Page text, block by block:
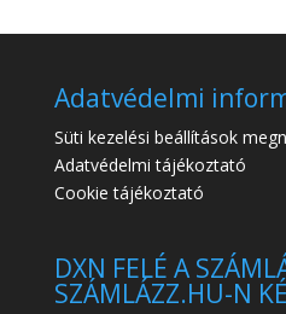
Adatvédelmi
Süti kezelési beállítások
Adatvédelmi tájékoztató
Cookie tájékoztató
DXN FELÉ A
SZÁMLÁZZ.HU-N